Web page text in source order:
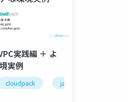
bijin cdp
実例
cloudpack jaws-ug